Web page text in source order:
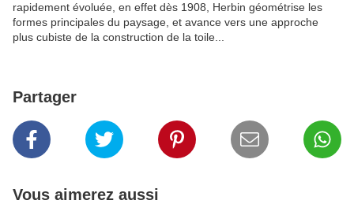
rapidement évoluée, en effet dès 1908, Herbin géométrise les
formes principales du paysage, et avance vers une approche
plus cubiste de la construction de la toile...
Partager
Vous aimerez aussi